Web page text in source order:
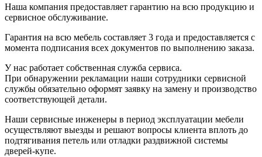
Наша компания предоставляет гарантию на всю продукцию и
сервисное обслуживание.
Гарантия на всю мебель составляет 3 года и предоставляется с
момента подписания всех документов по выполнению заказа.
У нас работает собственная служба сервиса.
При обнаружении рекламации наши сотрудники сервисной
службы обязательно оформят заявку на замену и производство
соответствующей детали.
Наши сервисные инженеры в период эксплуатации мебели
осуществляют выезды и решают вопросы клиента вплоть до
подтягивания петель или отладки раздвижной системы
дверей-купе.